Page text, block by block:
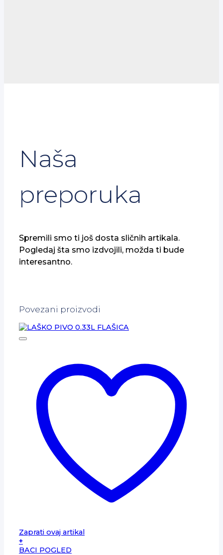
Naša
preporuka
Spremili smo ti još dosta sličnih artikala.
Pogledaj šta smo izdvojili, možda ti bude
interesantno.
Povezani proizvodi
Zaprati ovaj artikal
+
BACI POGLED